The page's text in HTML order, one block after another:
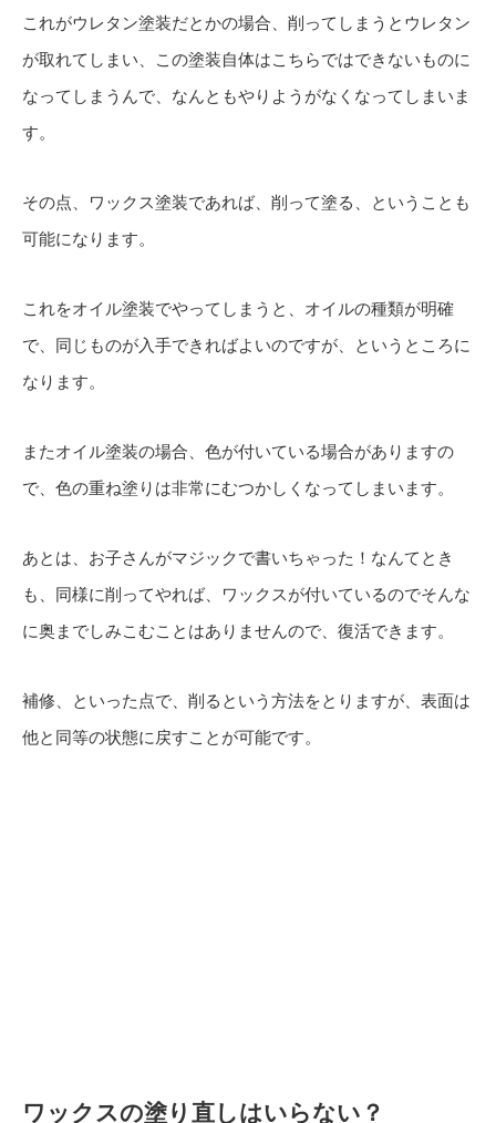
これがウレタン塗装だとかの場合、削ってしまうとウレタン
が取れてしまい、この塗装自体はこちらではできないものに
なってしまうんで、なんともやりようがなくなってしまいま
す。
その点、ワックス塗装であれば、削って塗る、ということも
可能になります。
これをオイル塗装でやってしまうと、オイルの種類が明確
で、同じものが入手できればよいのですが、というところに
なります。
またオイル塗装の場合、色が付いている場合がありますの
で、色の重ね塗りは非常にむつかしくなってしまいます。
あとは、お子さんがマジックで書いちゃった！なんてとき
も、同様に削ってやれば、ワックスが付いているのでそんな
に奥までしみこむことはありませんので、復活できます。
補修、といった点で、削るという方法をとりますが、表面は
他と同等の状態に戻すことが可能です。
ワックスの塗り直しはいらない？